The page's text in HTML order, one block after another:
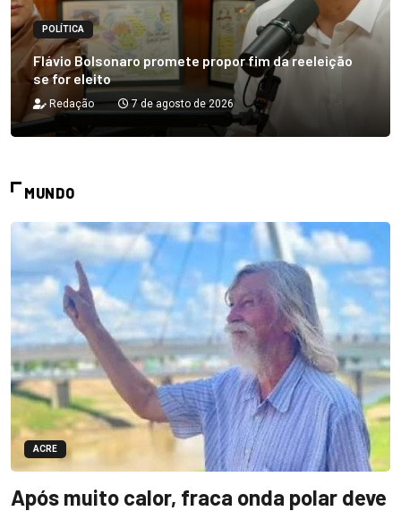
POLÍTICA
Flávio Bolsonaro promete propor fim da reeleição
se for eleito
Redação 7 de agosto de 2026
MUNDO
ACRE
Após muito calor, fraca onda polar deve